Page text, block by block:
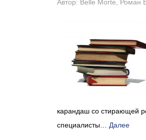
Автор: Belle Morte Роман
карандаш со стирающей
специалисты… Далее